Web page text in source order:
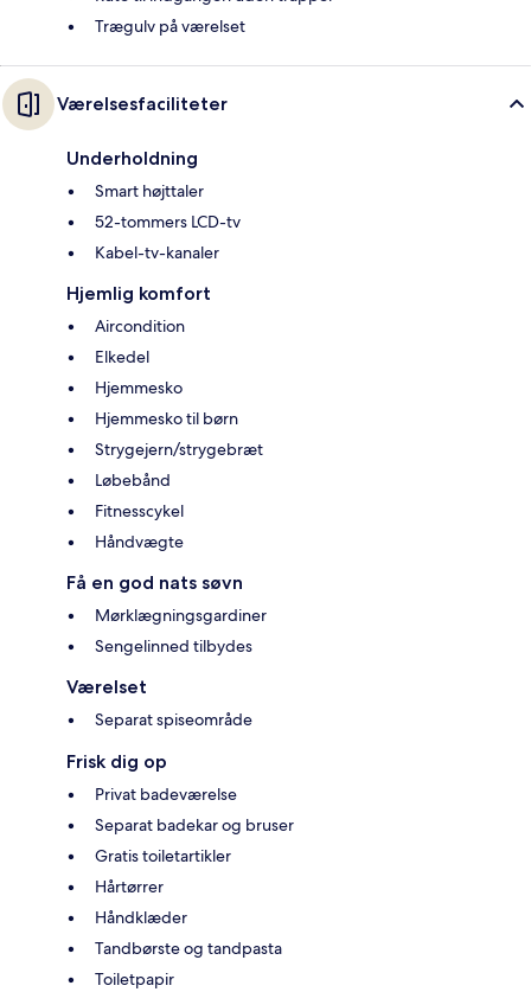
Trægulv på værelset
Værelsesfaciliteter
Underholdning
Smart højttaler
52-tommers LCD-tv
Kabel-tv-kanaler
Hjemlig komfort
Aircondition
Elkedel
Hjemmesko
Hjemmesko til børn
Strygejern/strygebræt
Løbebånd
Fitnesscykel
Håndvægte
Få en god nats søvn
Mørklægningsgardiner
Sengelinned tilbydes
Værelset
Separat spiseområde
Frisk dig op
Privat badeværelse
Separat badekar og bruser
Gratis toiletartikler
Hårtørrer
Håndklæder
Tandbørste og tandpasta
Toiletpapir